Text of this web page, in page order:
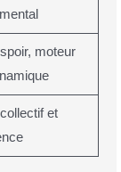
moteur
et